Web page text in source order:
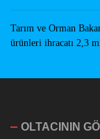
Tarım ve Orman
ürünleri ihracatı 2,3
OLTACININ